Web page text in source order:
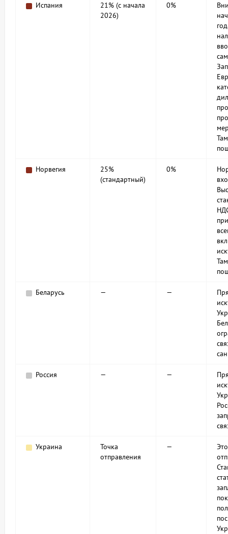
Испания
21% (с начала
2026)
0%
Норвегия
25%
(стандартный)
0%
Беларусь — —
Россия — —
Украина
Точка
отправления
—